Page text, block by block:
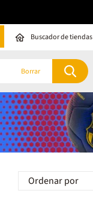
Buscador de tiendas
Borrar
Ordenar por